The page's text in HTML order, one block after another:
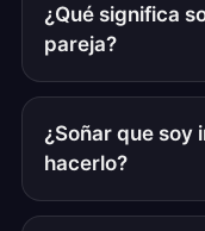
¿Qué significa
pareja?
¿Soñar que soy
hacerlo?